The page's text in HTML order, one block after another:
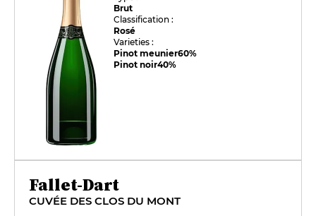
Brut
Classification :
Rosé
Varieties :
Pinot meunier60%
Pinot noir40%
Fallet-Dart
CUVÉE DES CLOS DU MONT